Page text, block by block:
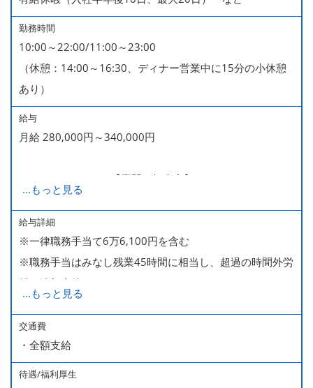
勤務時間
10:00～22:00/11:00～23:00
（休憩：14:00～16:30、ディナー営業中に15分の小休憩
あり）
給与
月給 280,000円～340,000円
280,000～340,000【専門・短大卒】
285,000～340,000【大卒】
※ 入社半年経過した後は、[月10日休みの月給34万円] の
働き方も選ぶことができます。
詳細はご面談時にご案内いたします。
...もっと見る
給与詳細
※一律職務手当て6万6,100円を含む
※職務手当はみなし残業45時間に相当し、超過の時間外労
働は追加支給
■昇給（随時）
■賞与年2回（夏・冬）
■売上インセンティブ
...もっと見る
交通費
・全額支給
待遇/福利厚生